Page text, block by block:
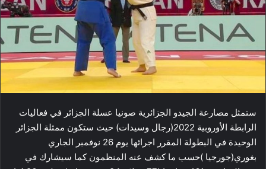
ستمثل مصارعة الجيدو الجزائرية صونيا عسلة الجزائر في فعاليات
الرابطة الأوروبية 2022(رجال وسيدات) حيث ستكون ممثلة الجزائر
الوحيدة في البطولة المقرر اجرائها يوم 26 نوفمبر الجاري
بغوري(جورجيا )حسب ما كشف عنه المنظمون كما سيشارك في